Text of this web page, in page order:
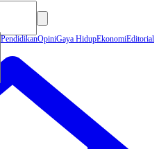
PendidikanOpiniGaya HidupEkonomiEditorial